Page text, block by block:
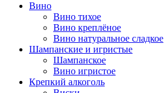
Вино
Вино тихое
Вино креплёное
Вино натуральное сладкое
Шампанские и игристые
Шампанское
Вино игристое
Крепкий алкоголь